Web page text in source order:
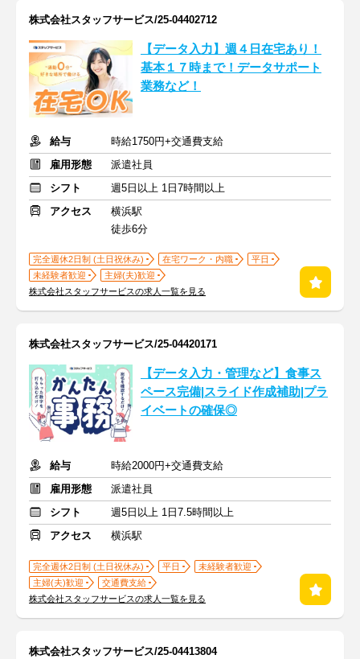
株式会社スタッフサービス/25-04402712
【データ入力】週４日在宅あり！
基本１７時まで！データサポート
業務など！
給与
時給1750円+交通費支給
雇用形態
派遣社員
シフト
週5日以上 1日7時間以上
アクセス
横浜駅
徒歩6分
完全週休2日制 (土日祝休み) 在宅ワーク・内職
平日
未経験者歓迎
主婦(夫)歓迎
株式会社スタッフサービスの求人一覧を見る
株式会社スタッフサービス/25-04420171
【データ入力・管理など】食事ス
ペース完備|スライド作成補助|プラ
イベートの確保◎
給与
時給2000円+交通費支給
雇用形態
派遣社員
シフト
週5日以上 1日7.5時間以上
アクセス
横浜駅
完全週休2日制 (土日祝休み) 平日
未経験者歓迎
主婦(夫)歓迎
交通費支給
株式会社スタッフサービスの求人一覧を見る
株式会社スタッフサービス/25-04413804